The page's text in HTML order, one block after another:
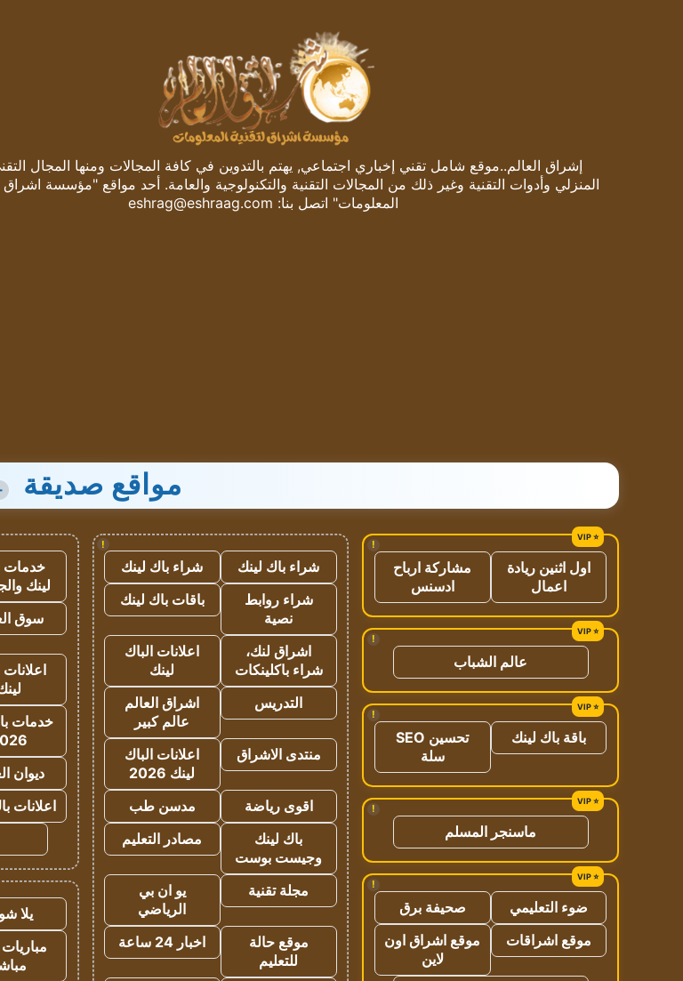
إشراق العالم..موقع شامل تقني إخباري اجتماعي, يهتم بالتدوين في كافة المجالات ومنها المجال
المنزلي وأدوات التقنية وغير ذلك من المجالات التقنية والتكنولوجية والعامة. أحد مواقع "مؤسسة اشراق
المعلومات" اتصل بنا: eshrag@eshraag.com
مواقع صديقة
!
اول اثنين ريادة
اعمال
مشاركة ارباح
ادسنس
!
عالم الشباب
!
باقة باك لينك
تحسين SEO
سلة
!
ماسنجر المسلم
!
ضوء التعليمي
صحيفة برق
موقع اشراقات
موقع اشراق اون
لاين
!
شراء باك لينك
شراء باك لينك
شراء روابط
نصية
باقات باك لينك
اشراق لنك،
شراء باكلينكات
اعلانات الباك
لينك
التدريس
اشراق العالم
عالم كبير
منتدى الاشراق
اعلانات الباك
لينك 2026
اقوى رياضة
مدسن طب
باك لينك
وجيست بوست
مصادر التعليم
مجلة تقنية
يو ان بي
الرياضي
موقع حالة
للتعليم
اخبار 24 ساعة
خدمات
لينك
سوق
اعلانات
خدمات
ديوان
اعلانات
يلا
مباريات